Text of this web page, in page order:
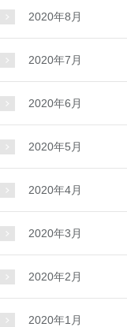
2020年8月
2020年7月
2020年6月
2020年5月
2020年4月
2020年3月
2020年2月
2020年1月